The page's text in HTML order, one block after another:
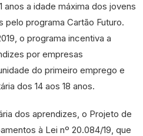
anos a idade máxima dos jovens
programa Cartão Futuro.
o programa incentiva a
por empresas
do primeiro emprego e
dos 14 aos 18 anos.
dos aprendizes, o Projeto de
à Lei nº 20.084/19, que